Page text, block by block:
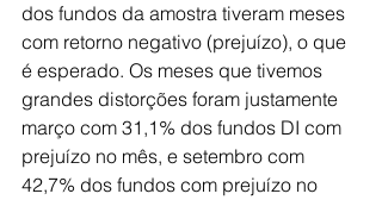
dos fundos da amostra tiveram meses
com retorno negativo (prejuízo), o que
é esperado. Os meses que tivemos
grandes distorções foram justamente
março com 31,1% dos fundos DI com
prejuízo no mês, e setembro com
42,7% dos fundos com prejuízo no